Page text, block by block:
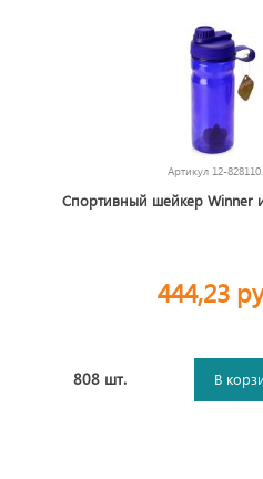
Артикул 12-
Спортивный шейкер Winner
444,23
808 шт. В